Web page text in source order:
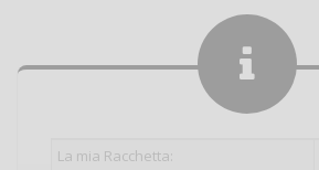
La mia Racchetta: